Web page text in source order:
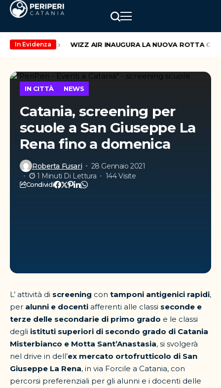
In Evidenza
di maggio WIZZ AIR INAUGURA LA NUOVA ROTTA
IN CITTÀ NEWS
Catania, screening per
scuole a San Giuseppe La
Rena fino a domenica
Roberta Fusari
28 Gennaio 2021
1 Minuti Di Lettura
144 Visite
Condividi
L’ attività di screening con tamponi antigenici rapidi,
per alunni e docenti afferenti alle classi seconde e
terze delle secondarie di primo grado e le classi
degli istituti superiori di secondo grado di Catania
Misterbianco e Motta Sant’Anastasia, si svolgerà
nel drive in dell’ex mercato ortofrutticolo di San
Giuseppe La Rena, in via Forcile a Catania, con
percorsi preferenziali per gli alunni e i docenti delle